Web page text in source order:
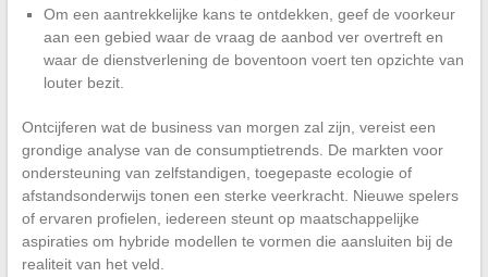
Om een aantrekkelijke kans te ontdekken, geef de voorkeur
aan een gebied waar de vraag de aanbod ver overtreft en
waar de dienstverlening de boventoon voert ten opzichte van
louter bezit.
Ontcijferen wat de business van morgen zal zijn, vereist een
grondige analyse van de consumptietrends. De markten voor
ondersteuning van zelfstandigen, toegepaste ecologie of
afstandsonderwijs tonen een sterke veerkracht. Nieuwe spelers
of ervaren profielen, iedereen steunt op maatschappelijke
aspiraties om hybride modellen te vormen die aansluiten bij de
realiteit van het veld.